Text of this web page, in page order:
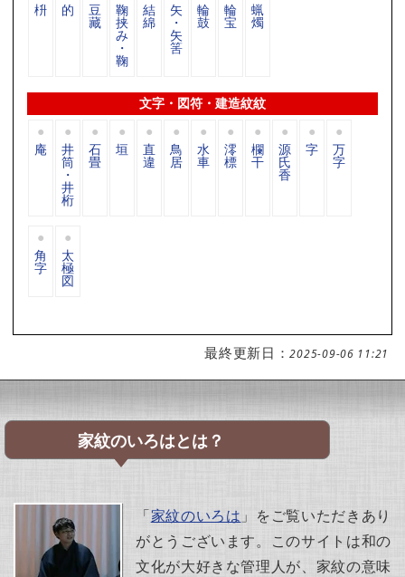
枡 的 豆
藏
鞠
挟
み
・
鞠
結
綿
矢
・
矢
筈
輪
鼓
輪
宝
蝋
燭
文字・図符・建造紋紋
庵 井
筒
・
井
桁
石
畳
垣 直
違
鳥
居
水
車
澪
標
欄
干
源
氏
香
字 万
字
角
字
太
極
図
最終更新日：2025-09-06 11:21
家紋のいろはとは？
「家紋のいろは 」をご覧いただきあり
がとうございます。このサイトは和の
文化が大好きな管理人が、家紋の意味